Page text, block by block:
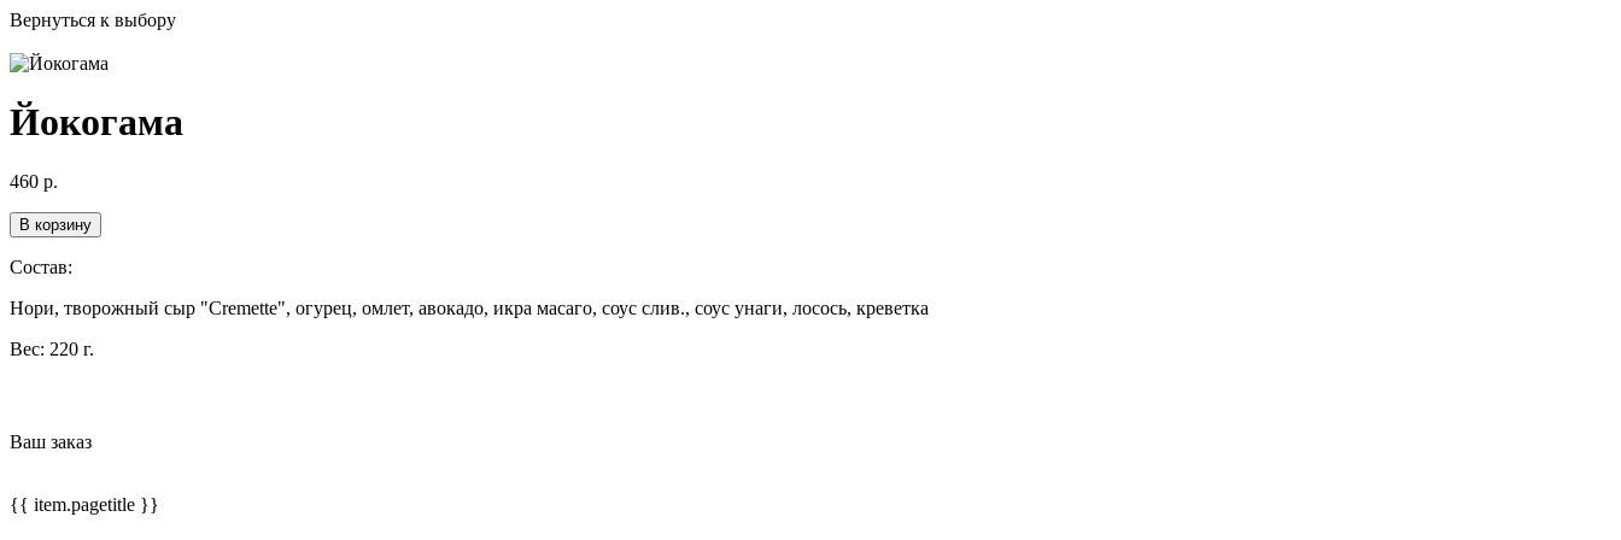
Вернуться к выбору
Йокогама
460 р.
В корзину
Состав:
Нори, творожный сыр "Cremette", огурец, омлет, авокадо, икра масаго, соус слив., соус унаги, лосось, креветка
Вес: 220 г.
Ваш заказ
{{ item.pagetitle }}